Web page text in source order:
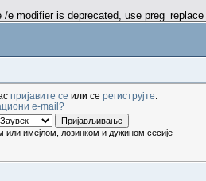
/e modifier is deprecated, use
пријавите се или се региструјте
e-mail?
или имејлом, лозинком и дужином сесије